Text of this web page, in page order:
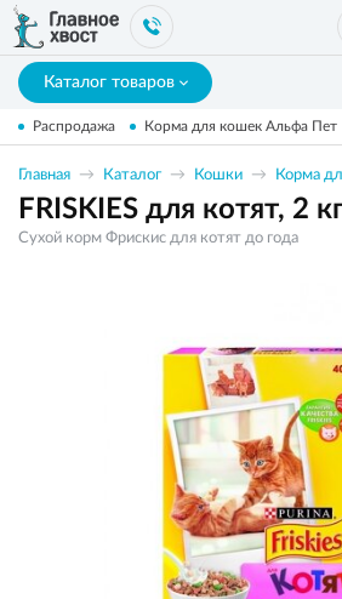
Каталог товаров
Распродажа Корма для кошек Альфа Пет
Главная Каталог Кошки Корма
FRISKIES для котят, 2
Сухой корм Фрискис для котят до года